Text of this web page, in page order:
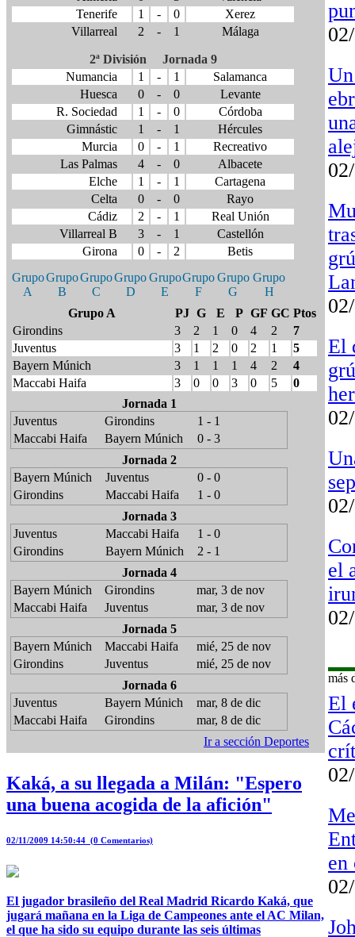
Tenerife
1 - 0
Xerez
Villarreal
2 - 1 Málaga
2ª División Jornada 9
Numancia
1 - 1
Salamanca
Huesca
0 - 0
Levante
R. Sociedad
1 - 0
Córdoba
Gimnástic
1 - 1
Hércules
Murcia
0 - 1
Recreativo
Las Palmas
4 - 0
Albacete
Elche
1 - 1
Cartagena
Celta
0 - 0
Rayo
Cádiz
2 - 1
Real Unión
Villarreal B
3 - 1
Castellón
Girona
0 - 2
Betis
Grupo
A
Grupo
B
Grupo
C
Grupo
D
Grupo
E
Grupo
F
Grupo
G
Grupo
H
Grupo A
PJ G E P GF GC Ptos
Girondins
3 2 1 0 4 2
7
Juventus
3 1 2 0 2 1
5
Bayern Múnich
3 1 1 1 4 2
4
Maccabi Haifa
3 0 0 3 0 5
0
Jornada 1
Juventus
Girondins
1 - 1
Maccabi Haifa
Bayern Múnich
0 - 3
Jornada 2
Bayern Múnich
Juventus
0 - 0
Girondins
Maccabi Haifa
1 - 0
Jornada 3
Juventus
Maccabi Haifa
1 - 0
Girondins
Bayern Múnich
2 - 1
Jornada 4
Bayern Múnich
Girondins
mar, 3 de nov
Maccabi Haifa
Juventus
mar, 3 de nov
Jornada 5
Bayern Múnich
Maccabi Haifa
mié, 25 de nov
Girondins
Juventus
mié, 25 de nov
Jornada 6
Juventus
Bayern Múnich
mar, 8 de dic
Maccabi Haifa
Girondins
mar, 8 de dic
Ir a sección Deportes
Kaká, a su llegada a Milán: "Espero
una buena acogida de la afición"
02/11/2009 14:50:44 (0 Comentarios)
El jugador brasileño del Real Madrid Ricardo Kaká, que
jugará mañana en la Liga de Campeones ante el AC Milan,
el que ha sido su equipo durante las seis últimas
El
el
más
El
en